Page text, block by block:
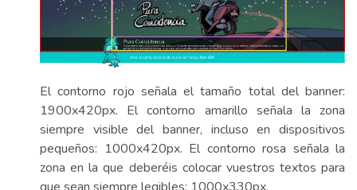
El contorno rojo señala el tamaño total del banner:
1900x420px. El contorno amarillo señala la zona
siempre visible del banner, incluso en dispositivos
pequeños: 1000x420px. El contorno rosa señala la
zona en la que deberéis colocar vuestros textos para